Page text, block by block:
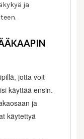
ja
jotta voit
käyttää ensin.
ja
käytettyä